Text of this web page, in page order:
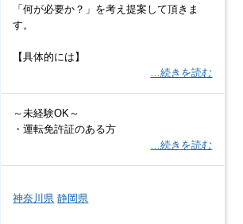
「何が必要か？」を考え提案して頂きま
す。
【具体的には】
…続きを読む
～未経験OK～
・運転免許証のある方
…続きを読む
神奈川県 静岡県